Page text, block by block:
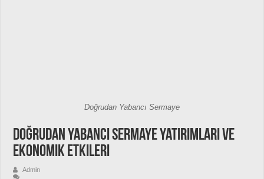
Doğrudan Yabancı Sermaye
Doğrudan Yabancı Sermaye Yatırımları ve
Ekonomik Etkileri
Admin